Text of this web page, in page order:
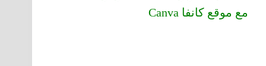
مع موقع كانفا Canva